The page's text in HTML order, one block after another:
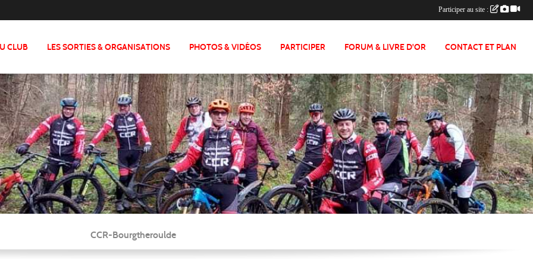
CLUB LES SORTIES & ORGANISATIONS PHOTOS & VIDÉOS PARTICIPER FORUM & LIVRE D'OR CONTACT ET PLAN
CCR-Bourgtheroulde
Participer au site :